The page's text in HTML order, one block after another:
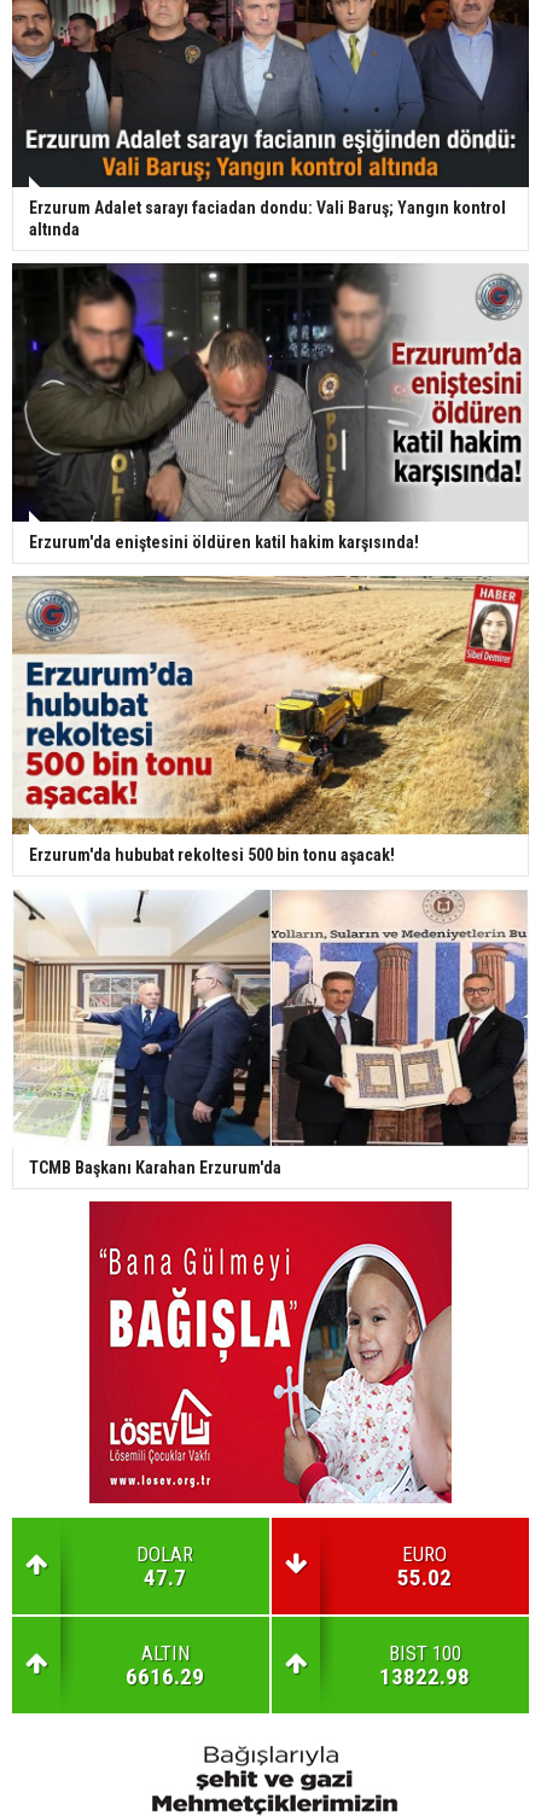
Erzurum Adalet sarayı faciadan dondu: Vali Baruş; Yangın kontrol
altında
Erzurum'da eniştesini öldüren katil hakim karşısında!
Erzurum'da hububat rekoltesi 500 bin tonu aşacak!
TCMB Başkanı Karahan Erzurum'da
DOLAR
47.7
EURO
55.02
ALTIN
6616.29
BIST 100
13822.98